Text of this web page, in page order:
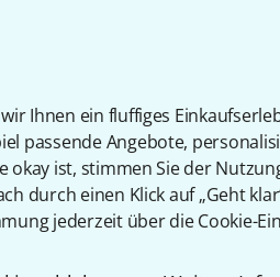
Ihnen ein fluffiges
passende Angebote,
okay ist, stimmen Sie der
durch einen Klick auf „Geht
jederzeit über die Cookie-
Vergleichen